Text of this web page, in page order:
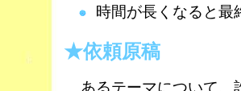
時間が長くなると最
★依頼原稿
あるテーマについて、